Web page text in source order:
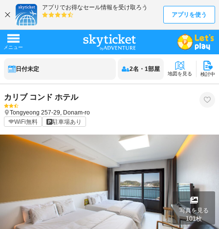
日付未定 2名 ・ 1部屋
地図を見る 検討中
カリブ コンド ホテル
Tongyeong 257-29, Donam-ro
WiFi無料
駐車場あり
写真を見る
101枚